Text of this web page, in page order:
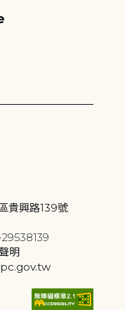
貴興路139號
明